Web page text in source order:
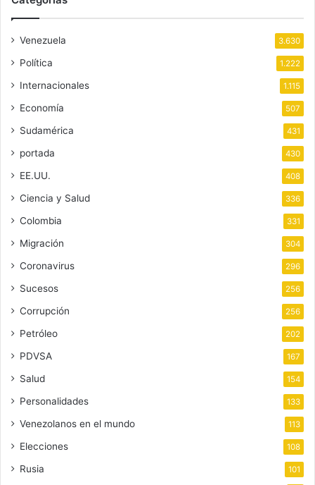
Venezuela 3.630
Política 1.222
Internacionales 1.115
Economía 507
Sudamérica 431
portada 430
EE.UU. 408
Ciencia y Salud 336
Colombia 331
Migración 304
Coronavirus 296
Sucesos 256
Corrupción 256
Petróleo 202
PDVSA 167
Salud 154
Personalidades 133
Venezolanos en el mundo 113
Elecciones 108
Rusia 101